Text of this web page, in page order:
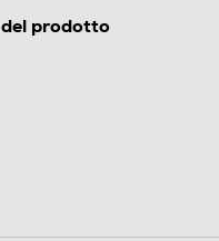
prodotto